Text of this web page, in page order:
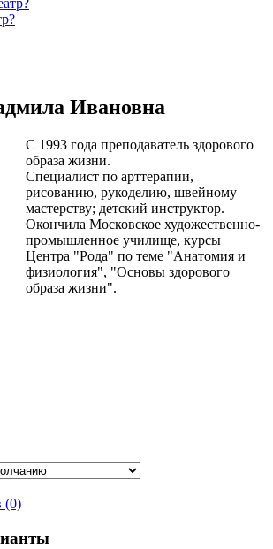
Ивановна
С 1993 года преподаватель здорового
образа жизни.
Специалист по арттерапии,
рисованию, рукоделию, швейному
мастерству; детский инструктор.
Окончила Московское художественно-
промышленное училище, курсы
Центра "Рода" по теме "Анатомия и
физиология", "Основы здорового
образа жизни".
(0)